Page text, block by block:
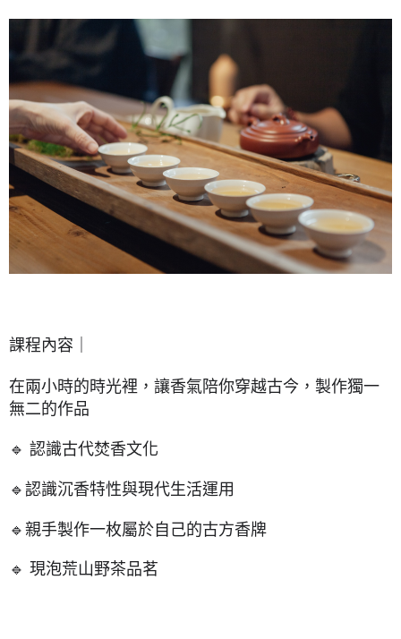
課程內容｜
在兩小時的時光裡，讓香氣陪你穿越古今，製作獨一
無二的作品
🔹 認識古代焚香文化
🔹 認識沉香特性與現代生活運用
🔹 親手製作一枚屬於自己的古方香牌
🔹 現泡荒山野茶品茗